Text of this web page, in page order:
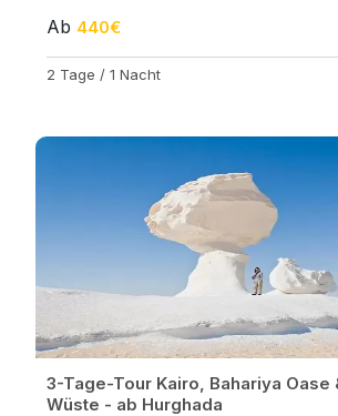
Ab 440€
2 Tage / 1 Nacht
3-Tage-Tour Kairo, Bahariya Oase
Wüste - ab Hurghada